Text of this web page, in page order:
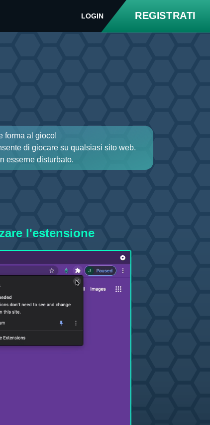
LOGIN REGISTRATI
forma al gioco!
di giocare su qualsiasi sito web.
esserne disturbato.
l'estensione